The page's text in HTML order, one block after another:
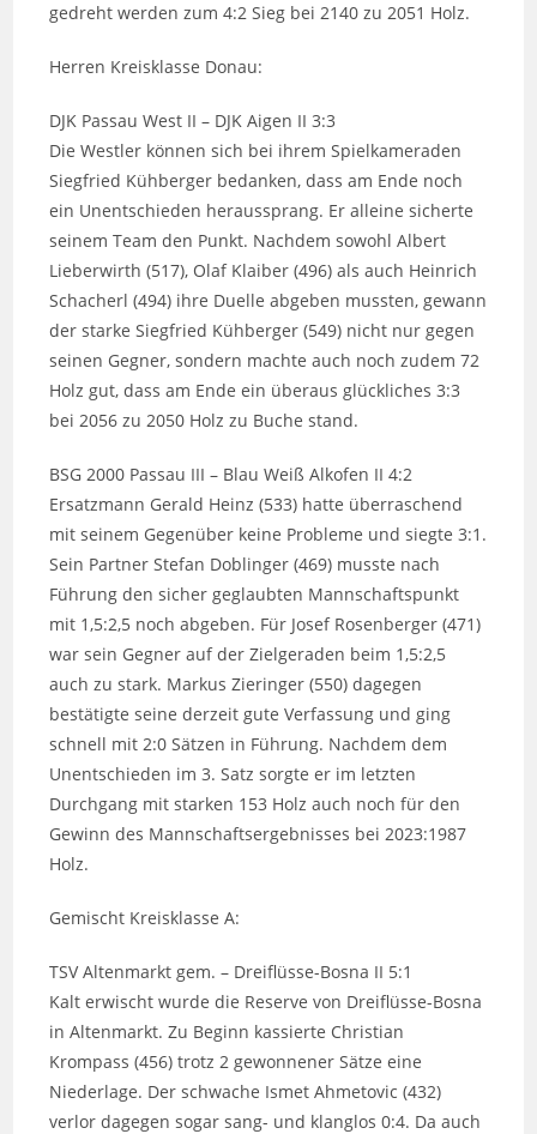
gedreht werden zum 4:2 Sieg bei 2140 zu 2051 Holz.
Herren Kreisklasse Donau:
DJK Passau West II – DJK Aigen II 3:3
Die Westler können sich bei ihrem Spielkameraden
Siegfried Kühberger bedanken, dass am Ende noch
ein Unentschieden heraussprang. Er alleine sicherte
seinem Team den Punkt. Nachdem sowohl Albert
Lieberwirth (517), Olaf Klaiber (496) als auch Heinrich
Schacherl (494) ihre Duelle abgeben mussten, gewann
der starke Siegfried Kühberger (549) nicht nur gegen
seinen Gegner, sondern machte auch noch zudem 72
Holz gut, dass am Ende ein überaus glückliches 3:3
bei 2056 zu 2050 Holz zu Buche stand.
BSG 2000 Passau III – Blau Weiß Alkofen II 4:2
Ersatzmann Gerald Heinz (533) hatte überraschend
mit seinem Gegenüber keine Probleme und siegte 3:1.
Sein Partner Stefan Doblinger (469) musste nach
Führung den sicher geglaubten Mannschaftspunkt
mit 1,5:2,5 noch abgeben. Für Josef Rosenberger (471)
war sein Gegner auf der Zielgeraden beim 1,5:2,5
auch zu stark. Markus Zieringer (550) dagegen
bestätigte seine derzeit gute Verfassung und ging
schnell mit 2:0 Sätzen in Führung. Nachdem dem
Unentschieden im 3. Satz sorgte er im letzten
Durchgang mit starken 153 Holz auch noch für den
Gewinn des Mannschaftsergebnisses bei 2023:1987
Holz.
Gemischt Kreisklasse A:
TSV Altenmarkt gem. – Dreiflüsse-Bosna II 5:1
Kalt erwischt wurde die Reserve von Dreiflüsse-Bosna
in Altenmarkt. Zu Beginn kassierte Christian
Krompass (456) trotz 2 gewonnener Sätze eine
Niederlage. Der schwache Ismet Ahmetovic (432)
verlor dagegen sogar sang- und klanglos 0:4. Da auch